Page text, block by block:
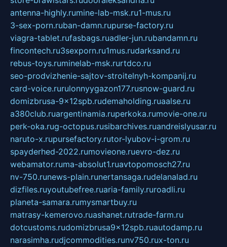
antenna-highly.rumine-lab-msk.ru1-mus.ru
3-sex-porn.ruban-damn.rupurse-factory.ru
viagra-tablet.rufasbags.ruadler-jun.rubandamn.ru
fincontech.ru3sexporn.ru1mus.rudarksand.ru
rebus-toys.ruminelab-msk.rurtdco.ru
seo-prodvizhenie-sajtov-stroitelnyh-kompanij.ru
card-voice.rurulonnyygazon177.rusnow-guard.ru
domizbrusa-9x12spb.rudemaholding.ruaalse.ru
a380club.ruargentinamia.ruperkoka.rumovie-one.ru
perk-oka.rug-octopus.rusibarchives.ruandreislyusar.ru
naruto-x.rupursefactory.rutor-lyubov-i-grom.ru
spayderhed-2022.rumovieone.ruevro-dez.ru
webamator.ruma-absolut1.ruavtopomosch27.ru
nv-750.runews-plain.runertansaga.rudelanalad.ru
dizfiles.ruyoutubefree.ruaria-family.ruroadli.ru
planeta-samara.rumysmartbuy.ru
matrasy-kemerovo.ruashanet.rutrade-farm.ru
dotcustoms.rudomizbrusa9x12spb.ruautodamp.ru
narasimha.rudjcommodities.runv750.rux-ton.ru